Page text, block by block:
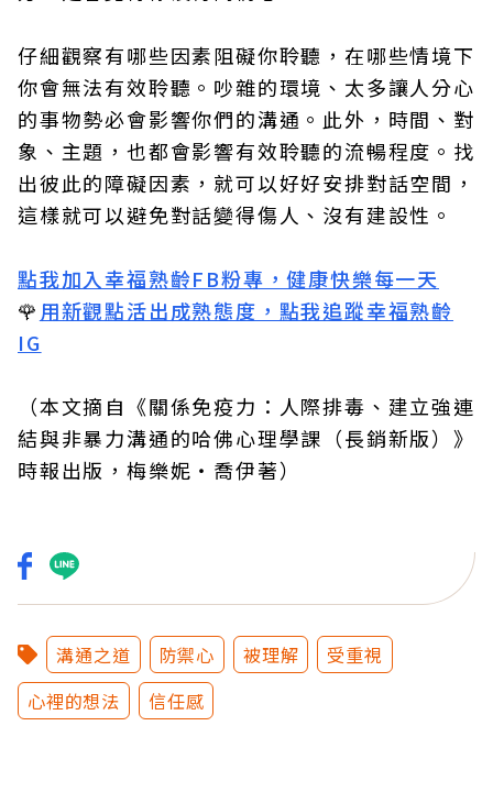
仔細觀察有哪些因素阻礙你聆聽，在哪些情境下
你會無法有效聆聽。吵雜的環境、太多讓人分心
的事物勢必會影響你們的溝通。此外，時間、對
象、主題，也都會影響有效聆聽的流暢程度。找
出彼此的障礙因素，就可以好好安排對話空間，
這樣就可以避免對話變得傷人、沒有建設性。
點我加入幸福熟齡FB粉專，健康快樂每一天
🌹 用新觀點活出成熟態度，點我追蹤幸福熟齡
IG
（本文摘自 《關係免疫力：人際排毒、建立強連
結與非暴力溝通的哈佛心理學課（長銷新版）》
時報出版，梅樂妮‧喬伊著）
溝通之道 防禦心 被理解
受重視
心裡的想法
信任感